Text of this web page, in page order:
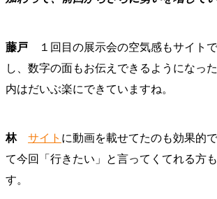
藤戸
１回目の展示会の空気感もサイト
し、数字の面もお伝えできるようになっ
内はだいぶ楽にできていますね。
林 サイト に動画を載せてたのも効果的
て今回「行きたい」と言ってくてれる方
す。